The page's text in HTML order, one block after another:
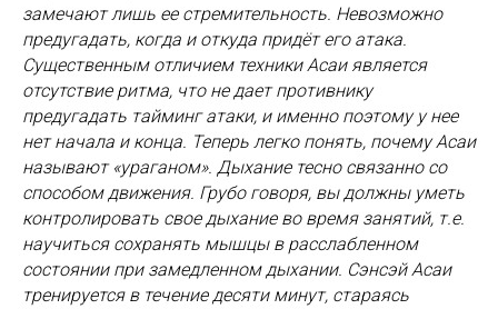
замечают лишь ее стремительность. Невозможно
предугадать, когда и откуда придёт его атака.
Существенным отличием техники Асаи является
отсутствие ритма, что не дает противнику
предугадать тайминг атаки, и именно поэтому у нее
нет начала и конца. Теперь легко понять, почему Асаи
называют «ураганом». Дыхание тесно связанно со
способом движения. Грубо говоря, вы должны уметь
контролировать свое дыхание во время занятий, т.е.
научиться сохранять мышцы в расслабленном
состоянии при замедленном дыхании. Сэнсэй Асаи
тренируется в течение десяти минут, стараясь